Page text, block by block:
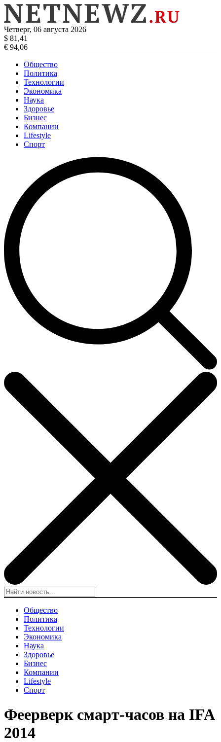
Четверг, 06 августа 2026
$ 81,41
€ 94,06
Общество
Политика
Технологии
Экономика
Наука
Здоровье
Бизнес
Компании
Lifestyle
Спорт
Общество
Политика
Технологии
Экономика
Наука
Здоровье
Бизнес
Компании
Lifestyle
Спорт
Феерверк смарт-часов на IFA
2014